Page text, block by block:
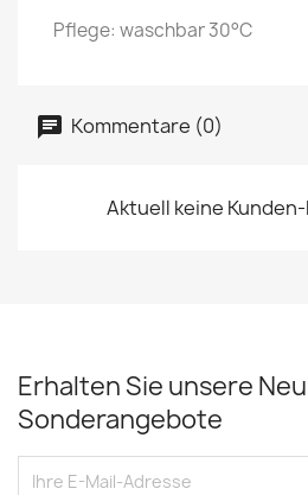
Pflege: waschbar 30°C
Kommentare (0)
Aktuell keine
Erhalten Sie unsere
Sonderangebote